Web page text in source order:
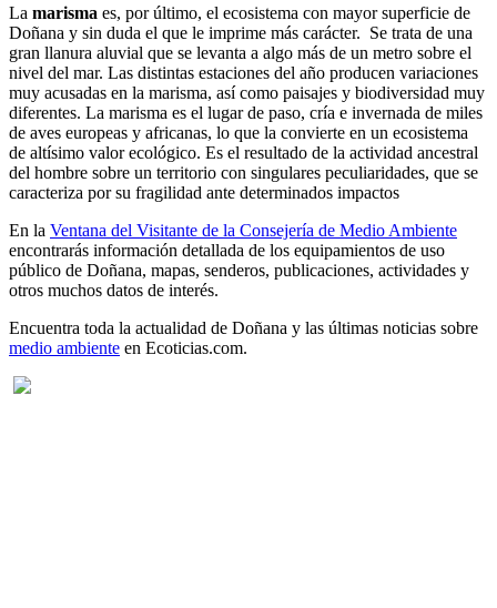
La marisma es, por último, el ecosistema con mayor superficie de
Doñana y sin duda el que le imprime más carácter. Se trata de una
gran llanura aluvial que se levanta a algo más de un metro sobre el
nivel del mar. Las distintas estaciones del año producen variaciones
muy acusadas en la marisma, así como paisajes y biodiversidad muy
diferentes. La marisma es el lugar de paso, cría e invernada de miles
de aves europeas y africanas, lo que la convierte en un ecosistema
de altísimo valor ecológico. Es el resultado de la actividad ancestral
del hombre sobre un territorio con singulares peculiaridades, que se
caracteriza por su fragilidad ante determinados impactos
En la Ventana del Visitante de la Consejería de Medio Ambiente
encontrarás información detallada de los equipamientos de uso
público de Doñana, mapas, senderos, publicaciones, actividades y
otros muchos datos de interés.
Encuentra toda la actualidad de Doñana y las últimas noticias sobre
medio ambiente en Ecoticias.com.